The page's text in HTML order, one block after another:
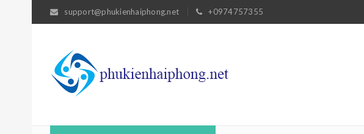
support@phukienhaiphong.net +0974757355